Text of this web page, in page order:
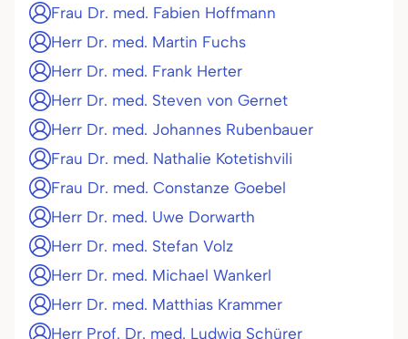
Frau Dr. med. Fabien Hoffmann
Herr Dr. med. Martin Fuchs
Herr Dr. med. Frank Herter
Herr Dr. med. Steven von Gernet
Herr Dr. med. Johannes Rubenbauer
Frau Dr. med. Nathalie Kotetishvili
Frau Dr. med. Constanze Goebel
Herr Dr. med. Uwe Dorwarth
Herr Dr. med. Stefan Volz
Herr Dr. med. Michael Wankerl
Herr Dr. med. Matthias Krammer
Herr Prof. Dr. med. Ludwig Schürer